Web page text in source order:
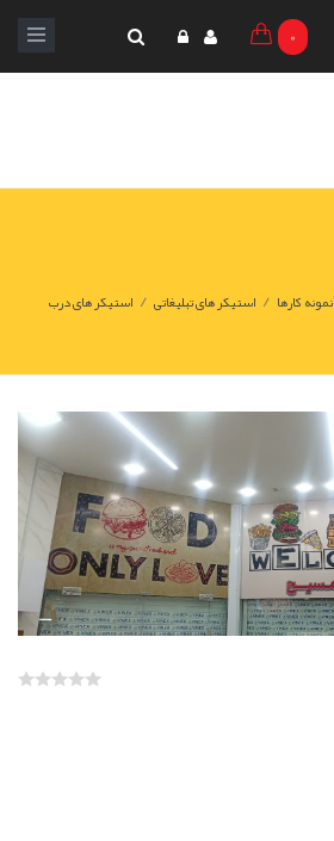
0
نمونه کارها / استیکر های تبلیغاتی / استیکر های درب